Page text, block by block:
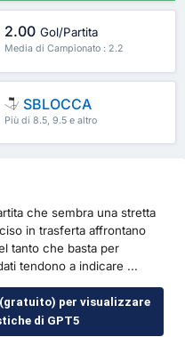
2.00 Gol/Partita
Media di Campionato : 2.2
SBLOCCA
Più di 8.5, 9.5 e altro
che sembra una stretta
in trasferta affrontano
tanto che basta per
tendono a indicare ...
per visualizzare
di GPT5